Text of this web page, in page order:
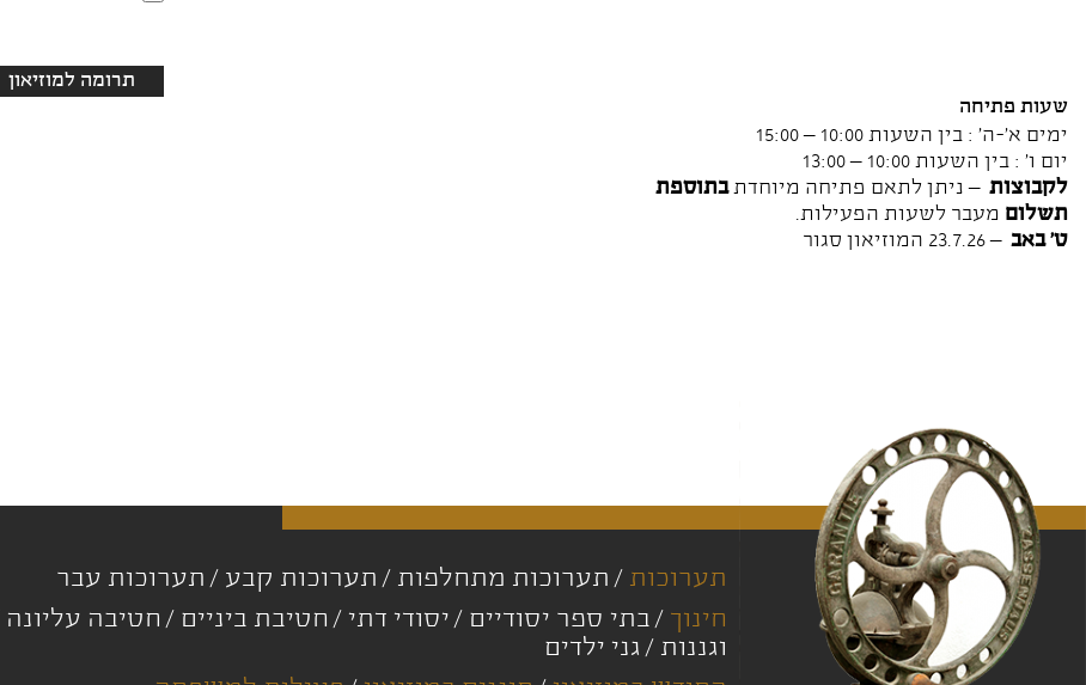
תרומה למוזיאון
שעות פתיחה
ימים א'-ה' : בין השעות 10:00 – 15:00
יום ו' : בין השעות 10:00 – 13:00
לקבוצות – ניתן לתאם פתיחה מיוחדתבתוספת
תשלום מעבר לשעות הפעילות.
ט' באב– 23.7.26 המוזיאון סגור
תערוכות תערוכות מתחלפות תערוכות קבע
תערוכות עבר
חינוך
בתי ספר יסודיים יסודי דתי חטיבת ביניים חטיבה עליונה
וגננות
גני ילדים